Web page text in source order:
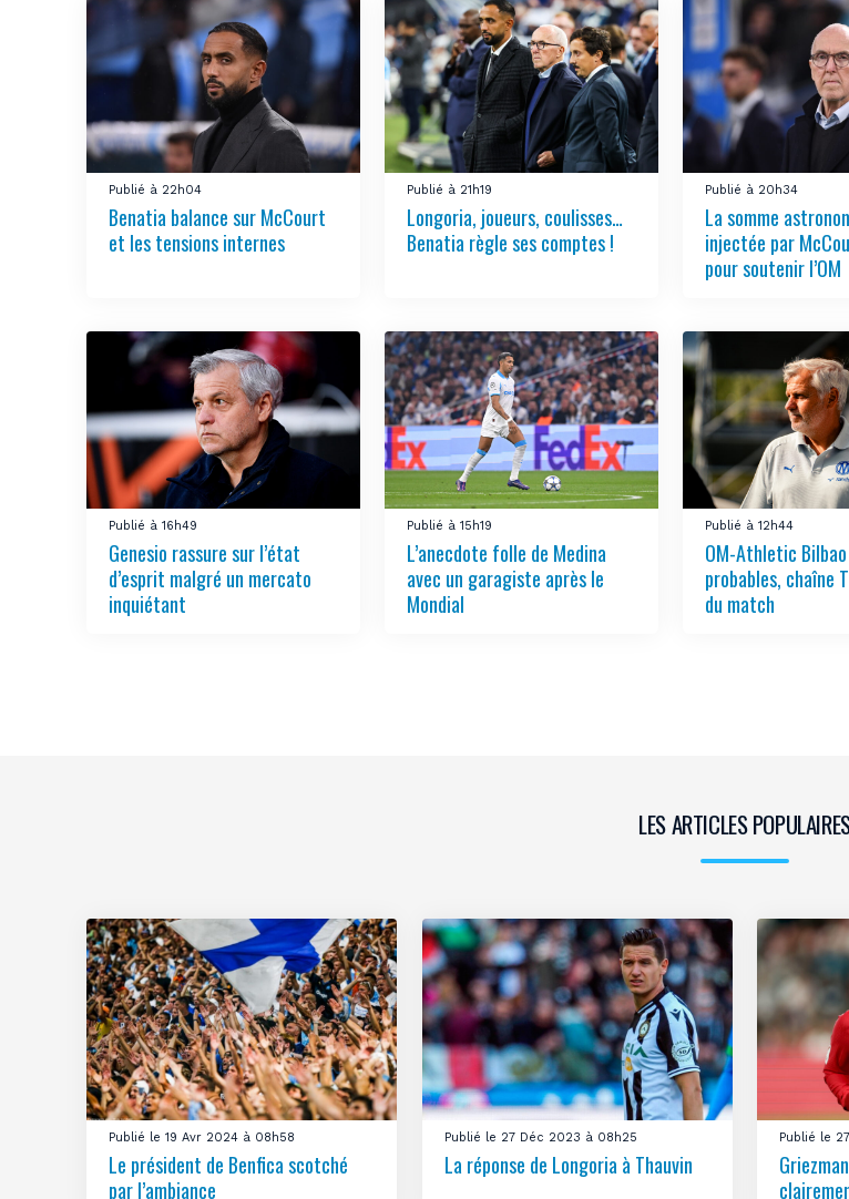
Publié à 22h04
Benatia balance sur McCourt
et les tensions internes
Publié à 21h19
Longoria, joueurs, coulisses…
Benatia règle ses comptes !
Publié à 20h34
La somme
injectée par
pour soutenir l’OM
Publié à 16h49
Genesio rassure sur l’état
d’esprit malgré un mercato
inquiétant
Publié à 15h19
L’anecdote folle de Medina
avec un garagiste après le
Mondial
Publié à 12h44
OM-Athletic
probables, chaîne
du match
LES ARTICLES
Publié le 19 Avr 2024 à 08h58
Le président de Benfica scotché
par l’ambiance
Publié le 27 Déc 2023 à 08h25
La réponse de Longoria à Thauvin
Publié le